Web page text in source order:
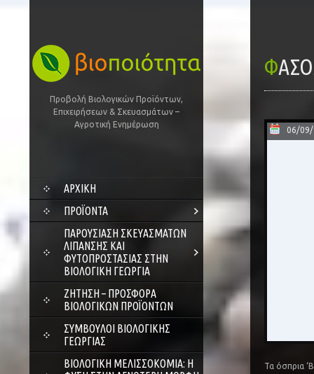
Προβολή Βιολογικών Προϊόντων,
Επιχειρήσεων & Σκευασμάτων –
Αγροτική Ενημέρωση
SKIP
CONTENT
ΑΡΧΙΚΗ
ΠΡΟΪΌΝΤΑ
ΠΑΡΟΥΣΊΑΣΗ ΣΚΕΥΑΣΜΆΤΩΝ
ΛΊΠΑΝΣΗΣ ΚΑΙ
ΦΥΤΟΠΡΟΣΤΑΣΊΑΣ ΣΤΗΝ
ΒΙΟΛΟΓΙΚΉ ΓΕΩΡΓΊΑ
ΖΗΤΗΣΗ – ΠΡΟΣΦΟΡΑ
ΒΙΟΛΟΓΙΚΩΝ ΠΡΟΪΟΝΤΩΝ
ΣΎΜΒΟΥΛΟΙ ΒΙΟΛΟΓΙΚΉΣ
ΓΕΩΡΓΊΑΣ
ΒΙΟΛΟΓΙΚΉ ΜΕΛΙΣΣΟΚΟΜΊΑ: Η
06/09/
Τα όσπρια